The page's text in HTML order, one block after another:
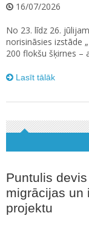
16/07/2026
No 23. līdz 26.
norisināsies izstāde
200 flokšu šķirnes –
Lasīt tālāk
Puntulis
migrācijas un
projektu